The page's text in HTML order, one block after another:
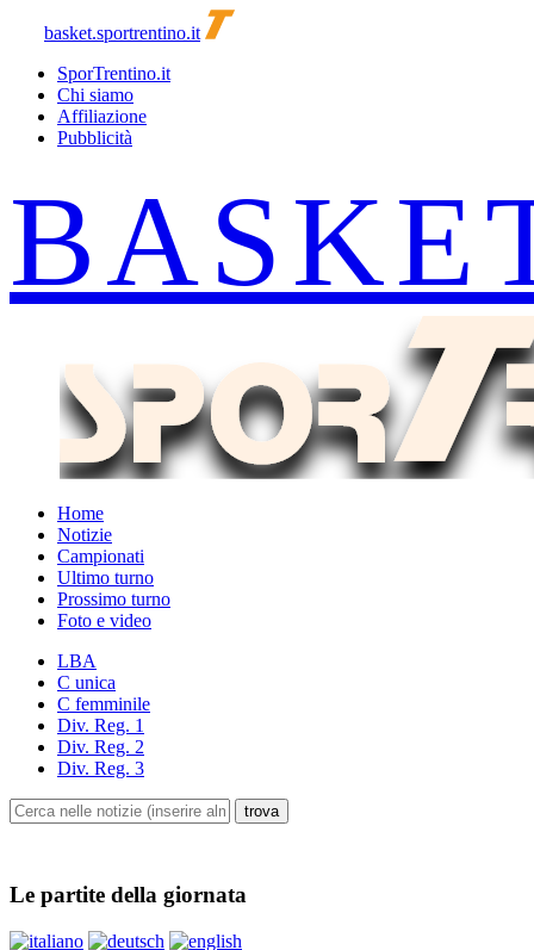
basket.sportrentino.it
SporTrentino.it
Chi siamo
Affiliazione
Pubblicità
Home
Notizie
Campionati
Ultimo turno
Prossimo turno
Foto e video
LBA
C unica
C femminile
Div. Reg. 1
Div. Reg. 2
Div. Reg. 3
Le partite della giornata